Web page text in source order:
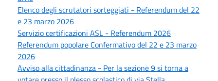
Elenco degli scrutatori sorteggiati - Referendum del 22
e 23 marzo 2026
Servizio certificazioni ASL - Referendum 2026
Referendum popolare Confermativo del 22 e 23 marzo
2026
Avviso alla cittadinanza - Per la sezione 9 si torna a